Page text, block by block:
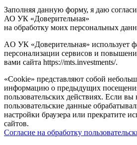
Заполняя данную форму, я даю
АО УК «Доверительная»
на обработку моих персональных
AO УК «Доверительная» использует
персонализации сервисов и
вами сайта https://mts.investments/.
«Cookie» представляют собой
информацию о предыдущих
пользовательских действиях. Если
пользовательские данные
настройки браузера или прекратите
сайтов.
Согласие на обработку